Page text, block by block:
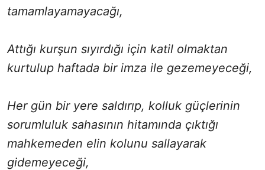
tamamlayamayacağı,
Attığı kurşun sıyırdığı için katil olmaktan
kurtulup haftada bir imza ile gezemeyeceği,
Her gün bir yere saldırıp, kolluk güçlerinin
sorumluluk sahasının hitamında çıktığı
mahkemeden elin kolunu sallayarak
gidemeyeceği,